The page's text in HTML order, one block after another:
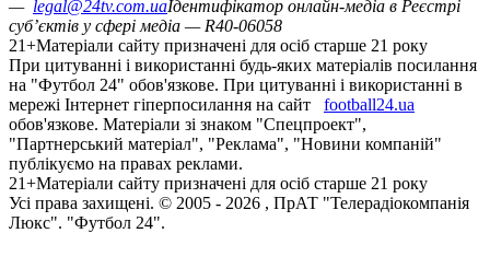
— legal@24tv.com.uaІдентифікатор онлайн-медіа в Реєстрі
суб’єктів у сфері медіа — R40-06058
21+Матеріали сайту призначені для осіб старше 21 року
При цитуванні і використанні будь-яких матеріалів посилання
на "Футбол 24" обов'язкове. При цитуванні і використанні в
мережі Інтернет гіперпосилання на сайт
football24.ua
обов'язкове. Матеріали зі знаком "Спецпроект",
"Партнерський матеріал", "Реклама", "Новини компаній"
публікуємо на правах реклами.
21+Матеріали сайту призначені для осіб старше 21 року
Усi права захищенi. © 2005 - 2026 , ПрАТ "Телерадіокомпанія
Люкс". "Футбол 24".